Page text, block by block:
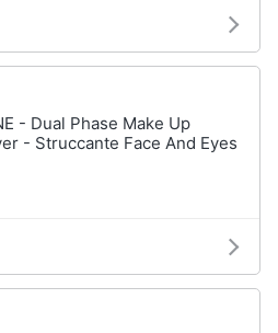
- Dual Phase Make Up
- Struccante Face And Eyes